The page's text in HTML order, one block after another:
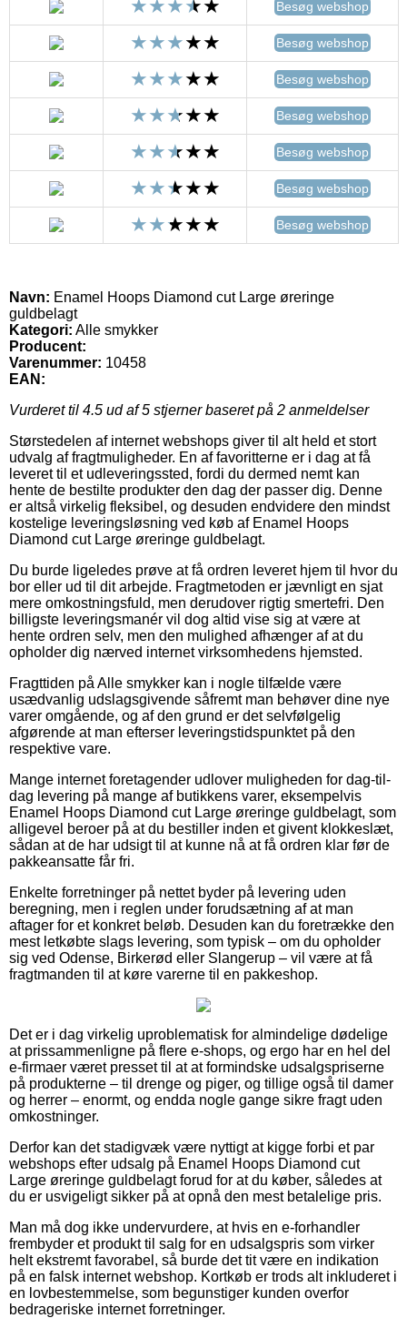
Besøg webshop
Besøg webshop
Besøg webshop
Besøg webshop
Besøg webshop
Besøg webshop
Besøg webshop
Navn: Enamel Hoops Diamond cut Large øreringe
guldbelagt
Kategori: Alle smykker
Producent:
Varenummer: 10458
EAN:
Vurderet til 4.5 ud af 5 stjerner baseret på 2 anmeldelser
Størstedelen af internet webshops giver til alt held et stort
udvalg af fragtmuligheder. En af favoritterne er i dag at få
leveret til et udleveringssted, fordi du dermed nemt kan
hente de bestilte produkter den dag der passer dig. Denne
er altså virkelig fleksibel, og desuden endvidere den mindst
kostelige leveringsløsning ved køb af Enamel Hoops
Diamond cut Large øreringe guldbelagt.
Du burde ligeledes prøve at få ordren leveret hjem til hvor du
bor eller ud til dit arbejde. Fragtmetoden er jævnligt en sjat
mere omkostningsfuld, men derudover rigtig smertefri. Den
billigste leveringsmanér vil dog altid vise sig at være at
hente ordren selv, men den mulighed afhænger af at du
opholder dig nærved internet virksomhedens hjemsted.
Fragttiden på Alle smykker kan i nogle tilfælde være
usædvanlig udslagsgivende såfremt man behøver dine nye
varer omgående, og af den grund er det selvfølgelig
afgørende at man efterser leveringstidspunktet på den
respektive vare.
Mange internet foretagender udlover muligheden for dag-til-
dag levering på mange af butikkens varer, eksempelvis
Enamel Hoops Diamond cut Large øreringe guldbelagt, som
alligevel beroer på at du bestiller inden et givent klokkeslæt,
sådan at de har udsigt til at kunne nå at få ordren klar før de
pakkeansatte får fri.
Enkelte forretninger på nettet byder på levering uden
beregning, men i reglen under forudsætning af at man
aftager for et konkret beløb. Desuden kan du foretrække den
mest letkøbte slags levering, som typisk – om du opholder
sig ved Odense, Birkerød eller Slangerup – vil være at få
fragtmanden til at køre varerne til en pakkeshop.
Det er i dag virkelig uproblematisk for almindelige dødelige
at prissammenligne på flere e-shops, og ergo har en hel del
e-firmaer været presset til at at formindske udsalgspriserne
på produkterne – til drenge og piger, og tillige også til damer
og herrer – enormt, og endda nogle gange sikre fragt uden
omkostninger.
Derfor kan det stadigvæk være nyttigt at kigge forbi et par
webshops efter udsalg på Enamel Hoops Diamond cut
Large øreringe guldbelagt forud for at du køber, således at
du er usvigeligt sikker på at opnå den mest betalelige pris.
Man må dog ikke undervurdere, at hvis en e-forhandler
frembyder et produkt til salg for en udsalgspris som virker
helt ekstremt favorabel, så burde det tit være en indikation
på en falsk internet webshop. Kortkøb er trods alt inkluderet i
en lovbestemmelse, som begunstiger kunden overfor
bedrageriske internet forretninger.